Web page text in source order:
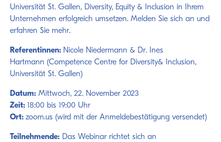
Universität St. Gallen, Diversity, Equity & Inclusion in Ihrem
Unternehmen erfolgreich umsetzen. Melden Sie sich an und
erfahren Sie mehr.
Referentinnen: Nicole Niedermann & Dr. Ines
Hartmann (Competence Centre for Diversity& Inclusion,
Universität St. Gallen)
Datum: Mittwoch, 22. November 2023
Zeit: 18:00 bis 19:00 Uhr
Ort: zoom.us (wird mit der Anmeldebestätigung versendet)
Teilnehmende: Das Webinar richtet sich an